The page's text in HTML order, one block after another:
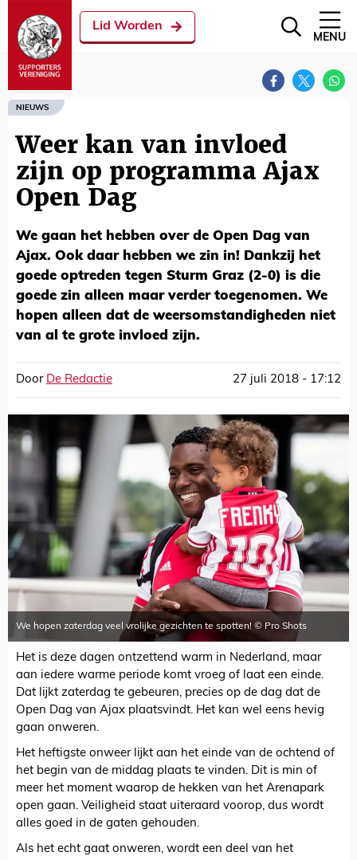
Lid Worden
MENU
NIEUWS
Weer kan van invloed
zijn op programma Ajax
Open Dag
We gaan het hebben over de Open Dag van
Ajax. Ook daar hebben we zin in! Dankzij het
goede optreden tegen Sturm Graz (2-0) is die
goede zin alleen maar verder toegenomen. We
hopen alleen dat de weersomstandigheden niet
van al te grote invloed zijn.
Door De Redactie 27 juli 2018 - 17:12
We hopen zaterdag veel vrolijke gezichten te spotten! © Pro Shots
Het is deze dagen ontzettend warm in Nederland, maar
aan iedere warme periode komt vroeg of laat een einde.
Dat lijkt zaterdag te gebeuren, precies op de dag dat de
Open Dag van Ajax plaatsvindt. Het kan wel eens hevig
gaan onweren.
Het heftigste onweer lijkt aan het einde van de ochtend of
het begin van de middag plaats te vinden. Dit is min of
meer het moment waarop de hekken van het Arenapark
open gaan. Veiligheid staat uiteraard voorop, dus wordt
alles goed in de gaten gehouden.
Als het echt gaat onweren, wordt een deel van het